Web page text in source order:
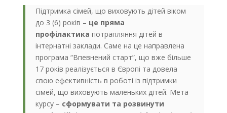
Підтримка сімей, що виховують дітей віком
до 3 (6) років – це пряма
профілактика потрапляння дітей в
інтернатні заклади. Саме на це направлена
програма “Впевнений старт”, що вже більше
17 років реалізується в Європі та довела
свою ефективність в роботі із підтримки
сімей, що виховують маленьких дітей. ​​​Мета
курсу – сформувати та розвинути